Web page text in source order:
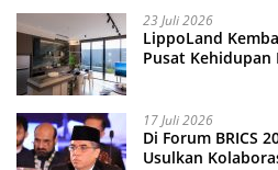
23 Juli 2026
LippoLand
Pusat Kehidupan
17 Juli 2026
Di Forum BRICS
Usulkan